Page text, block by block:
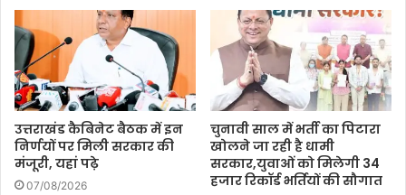
उत्तराखंड कैबिनेट बैठक में इन
निर्णयों पर मिली सरकार की
मंजूरी, यहां पढ़े
07/08/2026
चुनावी साल में भर्ती का पिटारा
खोलने जा रही है धामी
सरकार,युवाओं को मिलेगी 34
हजार रिकॉर्ड भर्तियों की सौगात